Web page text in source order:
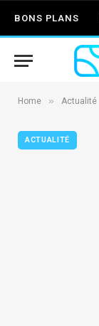
BONS PLANS
Home » Actualité
ACTUALITÉ